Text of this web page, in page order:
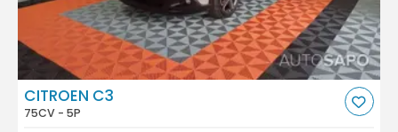
CITROEN C3
75CV - 5P